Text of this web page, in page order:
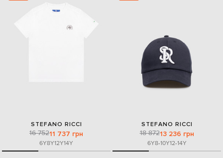
STEFANO RICCI
16 75211 737 грн
6Y8Y12Y14Y
STEFANO RICCI
18 87213 236 грн
6Y8-10Y12-14Y